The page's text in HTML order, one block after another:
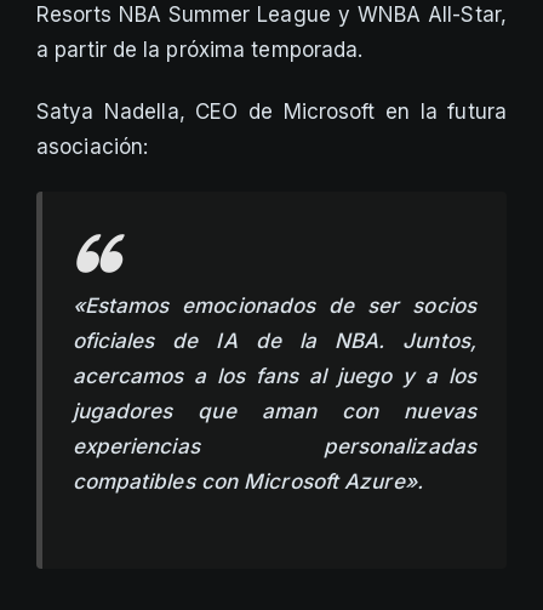
Resorts NBA Summer League y WNBA All-Star,
a partir de la próxima temporada.
Satya Nadella, CEO de Microsoft en la futura
asociación:
«Estamos emocionados de ser socios
oficiales de IA de la NBA. Juntos,
acercamos a los fans al juego y a los
jugadores que aman con nuevas
experiencias personalizadas
compatibles con Microsoft Azure».